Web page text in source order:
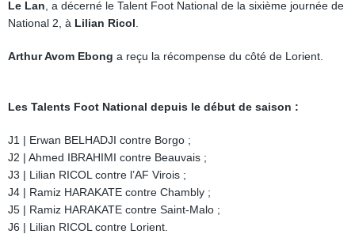
Le Lan , a décerné le Talent Foot National de la sixième journée de
National 2, à Lilian Ricol
Arthur Avom Ebong a reçu la récompense du côté de Lorient.
Les Talents Foot National depuis le début de saison :
J1 | Erwan BELHADJI contre Borgo ;
J2 | Ahmed IBRAHIMI contre Beauvais ;
J3 | Lilian RICOL contre l’AF Virois ;
J4 | Ramiz HARAKATE contre Chambly ;
J5 | Ramiz HARAKATE contre Saint-Malo ;
J6 | Lilian RICOL contre Lorient.